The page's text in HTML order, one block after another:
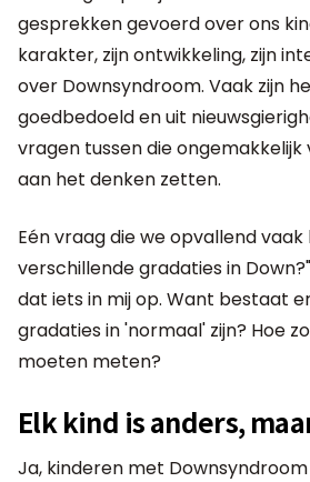
gesprekken gevoerd over ons
karakter, zijn ontwikkeling, zijn
over Downsyndroom. Vaak zijn
goedbedoeld en uit
vragen tussen die ongemakkelijk
aan het denken zetten.
Eén vraag die we opvallend vaak
verschillende gradaties in
dat iets in mij op. Want bestaat
gradaties in 'normaal' zijn? Hoe
moeten meten?
Elk kind is anders,
Ja, kinderen met